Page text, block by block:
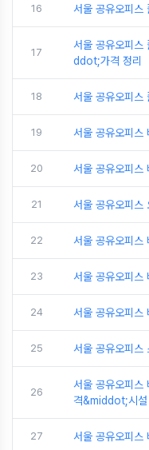
16 서울 공유오피스
17
서울 공유오피
ddot;가격 정리
18 서울 공유오피스
19 서울 공유오피스
20 서울 공유오피스
21 서울 공유오피스
22 서울 공유오피스
23 서울 공유오피스
24 서울 공유오피스
25 서울 공유오피스
26
서울 공유오피
격&middot;시설
27 서울 공유오피스